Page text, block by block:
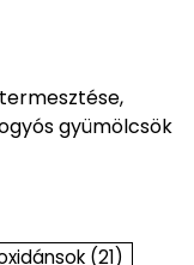
gyümölcsök
(21)